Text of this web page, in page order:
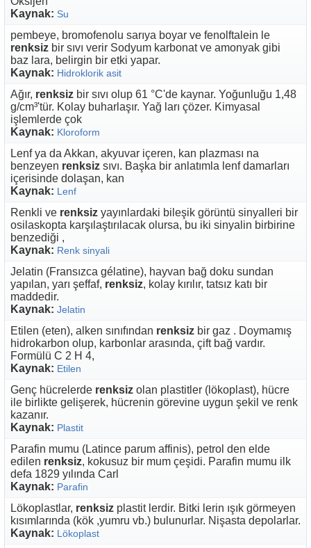
Kaynak: Su
pembeye, bromofenolu sarıya boyar ve fenolftalein le
renksiz bir sıvı verir Sodyum karbonat ve amonyak gibi
baz lara, belirgin bir etki yapar.
Kaynak: Hidroklorik asit
Ağır, renksiz bir sıvı olup 61 °C'de kaynar. Yoğunluğu 1,48
g/cm³'tür. Kolay buharlaşır. Yağ ları çözer. Kimyasal
işlemlerde çok
Kaynak: Kloroform
Lenf ya da Akkan, akyuvar içeren, kan plazması na
benzeyen renksiz sıvı. Başka bir anlatımla lenf damarları
içerisinde dolaşan, kan
Kaynak: Lenf
Renkli ve renksiz yayınlardaki bileşik görüntü sinyalleri bir
osilaskopta karşılaştırılacak olursa, bu iki sinyalin birbirine
benzediği ,
Kaynak: Renk sinyali
Jelatin (Fransızca gélatine), hayvan bağ doku sundan
yapılan, yarı şeffaf, renksiz, kolay kırılır, tatsız katı bir
maddedir.
Kaynak: Jelatin
Etilen (eten), alken sınıfından renksiz bir gaz . Doymamış
hidrokarbon olup, karbonlar arasında, çift bağ vardır.
Formülü C 2 H 4,
Kaynak: Etilen
Genç hücrelerde renksiz olan plastitler (lökoplast), hücre
ile birlikte gelişerek, hücrenin görevine uygun şekil ve renk
kazanır.
Kaynak: Plastit
Parafin mumu (Latince parum affinis), petrol den elde
edilen renksiz, kokusuz bir mum çeşidi. Parafin mumu ilk
defa 1829 yılında Carl
Kaynak: Parafin
Lökoplastlar, renksiz plastit lerdir. Bitki lerin ışık görmeyen
kısımlarında (kök ,yumru vb.) bulunurlar. Nişasta depolarlar.
Kaynak: Lökoplast